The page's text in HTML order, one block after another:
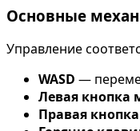
Основные
Управление
WASD —
Левая
Правая